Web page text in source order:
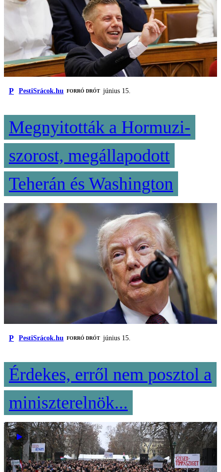
P PestiSrácok.hu FORRÓ DRÓT június 15.
Megnyitották a Hormuzi-
szorost, megállapodott
Teherán és Washington
P PestiSrácok.hu FORRÓ DRÓT június 15.
Érdekes, erről nem posztol a
miniszterelnök...